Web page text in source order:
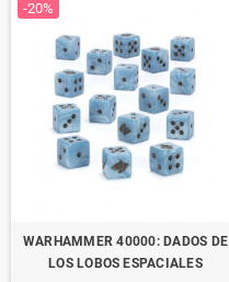
-20%
WARHAMMER 40000: DADOS DE
LOS LOBOS ESPACIALES